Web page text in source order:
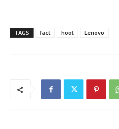
TAGS fact hoot Lenovo